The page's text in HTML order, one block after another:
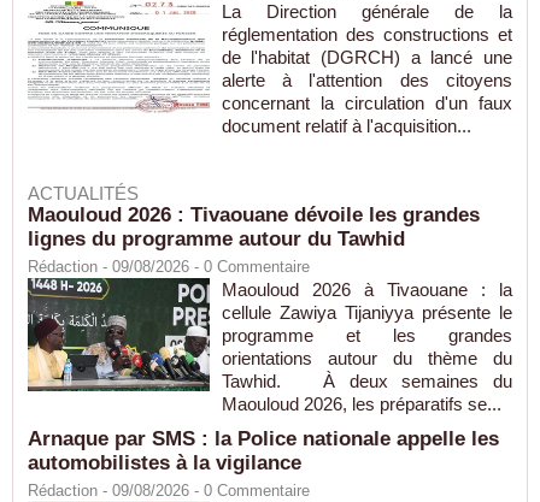
La Direction générale de la
réglementation des constructions et
de l'habitat (DGRCH) a lancé une
alerte à l'attention des citoyens
concernant la circulation d'un faux
document relatif à l'acquisition...
ACTUALITÉS
Maouloud 2026 : Tivaouane dévoile les grandes
lignes du programme autour du Tawhid
Rédaction - 09/08/2026 - 0 Commentaire
Maouloud 2026 à Tivaouane : la
cellule Zawiya Tijaniyya présente le
programme et les grandes
orientations autour du thème du
Tawhid. À deux semaines du
Maouloud 2026, les préparatifs se...
Arnaque par SMS : la Police nationale appelle les
automobilistes à la vigilance
Rédaction - 09/08/2026 - 0 Commentaire